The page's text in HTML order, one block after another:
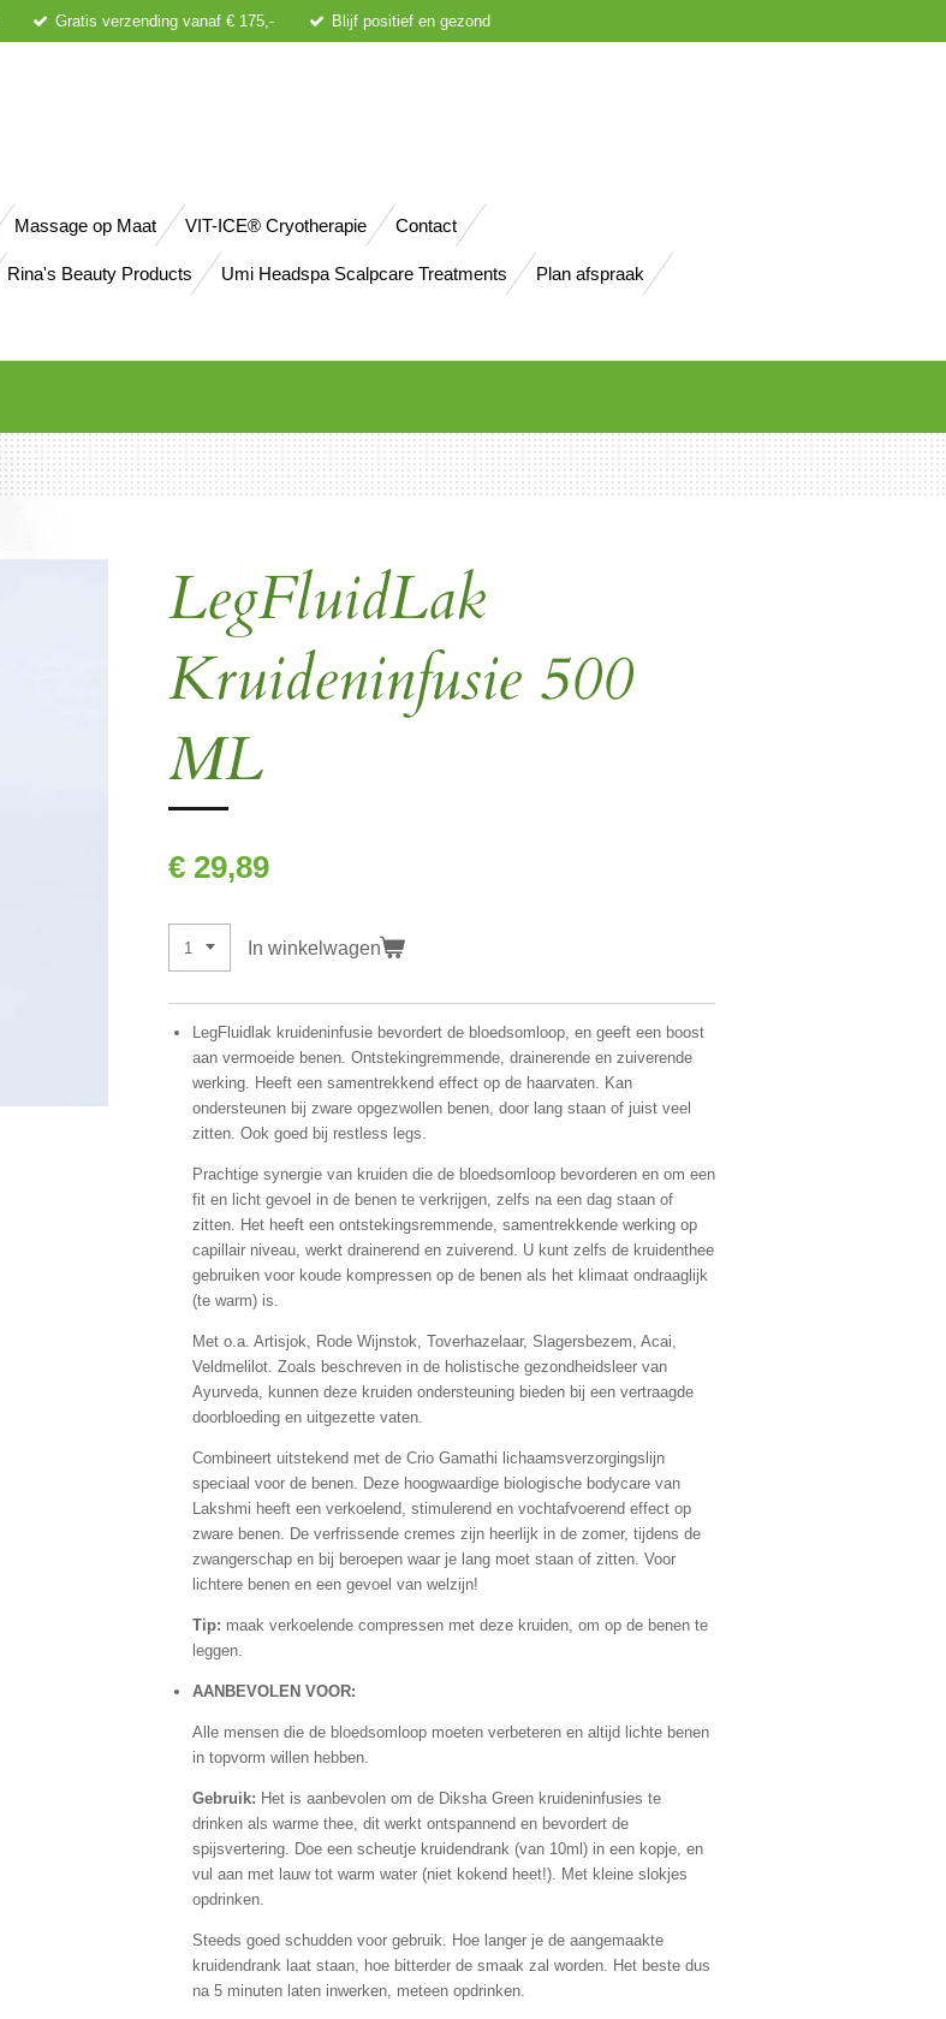
Gratis verzending vanaf € 175,- Blijf positief en gezond
Massage op Maat VIT-ICE® Cryotherapie Contact
Rina's Beauty Products Umi Headspa Scalpcare Treatments Plan afspraak
LegFluidLak
Kruideninfusie 500
ML
€ 29,89
In winkelwagen
LegFluidlak kruideninfusie bevordert de bloedsomloop, en geeft een boost
aan vermoeide benen. Ontstekingremmende, drainerende en zuiverende
werking. Heeft een samentrekkend effect op de haarvaten. Kan
ondersteunen bij zware opgezwollen benen, door lang staan of juist veel
zitten. Ook goed bij restless legs.
Prachtige synergie van kruiden die de bloedsomloop bevorderen en om een
fit en licht gevoel in de benen te verkrijgen, zelfs na een dag staan ​​of
zitten. Het heeft een ontstekingsremmende, samentrekkende werking op
capillair niveau, werkt drainerend en zuiverend. U kunt zelfs de kruidenthee
gebruiken voor koude kompressen op de benen als het klimaat ondraaglijk
(te warm) is.
Met o.a. Artisjok, Rode Wijnstok, Toverhazelaar, Slagersbezem, Acai,
Veldmelilot. Zoals beschreven in de holistische gezondheidsleer van
Ayurveda, kunnen deze kruiden ondersteuning bieden bij een vertraagde
doorbloeding en uitgezette vaten.
Combineert uitstekend met de Crio Gamathi lichaamsverzorgingslijn
speciaal voor de benen. Deze hoogwaardige biologische bodycare van
Lakshmi heeft een verkoelend, stimulerend en vochtafvoerend effect op
zware benen. De verfrissende cremes zijn heerlijk in de zomer, tijdens de
zwangerschap en bij beroepen waar je lang moet staan of zitten. Voor
lichtere benen en een gevoel van welzijn!
Tip: maak verkoelende compressen met deze kruiden, om op de benen te
leggen.
AANBEVOLEN VOOR:
Alle mensen die de bloedsomloop moeten verbeteren en altijd lichte benen
in topvorm willen hebben.
Gebruik: Het is aanbevolen om de Diksha Green kruideninfusies te
drinken als warme thee, dit werkt ontspannend en bevordert de
spijsvertering. Doe een scheutje kruidendrank (van 10ml) in een kopje, en
vul aan met lauw tot warm water (niet kokend heet!). Met kleine slokjes
opdrinken.
Steeds goed schudden voor gebruik. Hoe langer je de aangemaakte
kruidendrank laat staan, hoe bitterder de smaak zal worden. Het beste dus
na 5 minuten laten inwerken, meteen opdrinken.